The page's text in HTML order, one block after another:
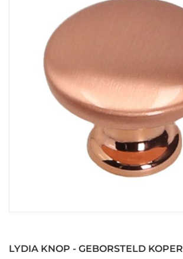
afbeeldingen-
begin
LYDIA KNOP - GEBORSTELD KOPER